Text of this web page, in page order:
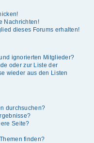
Nachrichten!
dieses Forums erhalten!
ignorierten Mitglieder?
oder zur Liste der
wieder aus den Listen
durchsuchen?
Seite?
finden?